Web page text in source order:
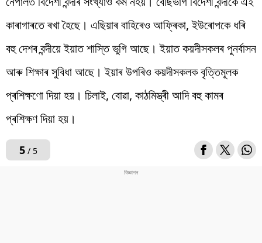
কাৰাগাৰতে ৰখা হৈছে। এছিয়াৰ বাহিৰেও আফ্ৰিকা, ইউৰোপকে ধৰি
বহু দেশৰ বন্দীয়ে ইয়াত শাস্তি ভুগি আছে। ইয়াত কয়দীসকলৰ পুনৰ্বাসন
আৰু শিক্ষাৰ সুবিধা আছে। ইয়াৰ উপৰিও কয়দীসকলক বৃত্তিমূলক
প্ৰশিক্ষণো দিয়া হয়। চিলাই, বোৱা, কাঠমিস্ত্ৰী আদি বহু কামৰ
প্ৰশিক্ষণ দিয়া হয়।
5/ 5